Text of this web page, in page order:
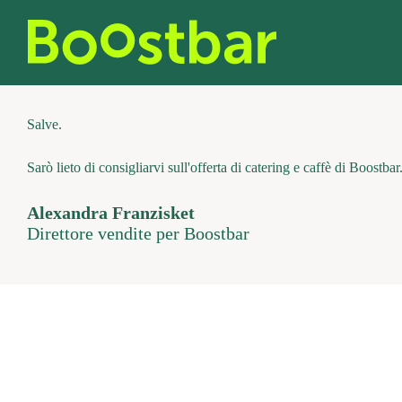
contenuto
Salve.
Sarò lieto di consigliarvi sull'offerta di catering e caffè di Boostbar.
Alexandra Franzisket
Direttore vendite per Boostbar